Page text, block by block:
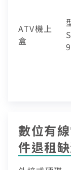
ATV機上
盒
數位有
件退租